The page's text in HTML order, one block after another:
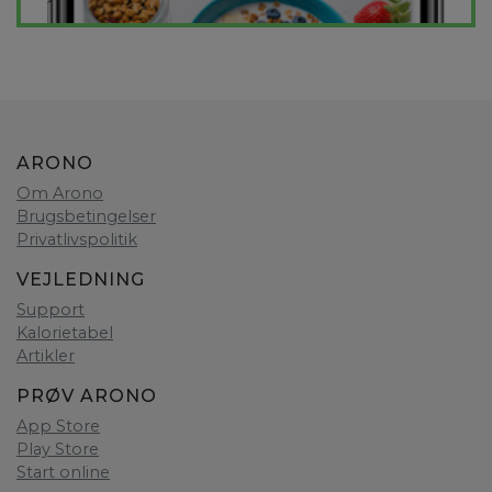
ARONO
Om Arono
Brugsbetingelser
Privatlivspolitik
VEJLEDNING
Support
Kalorietabel
Artikler
PRØV ARONO
App Store
Play Store
Start online